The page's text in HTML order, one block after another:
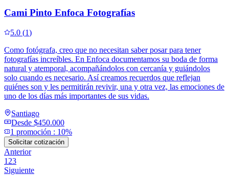
Cami Pinto Enfoca Fotografías
5.0 (1)
Como fotógrafa, creo que no necesitan saber posar para tener
fotografías increíbles. En Enfoca documentamos su boda de forma
natural y atemporal, acompañándolos con cercanía y guiándolos
solo cuando es necesario. Así creamos recuerdos que reflejan
quiénes son y les permitirán revivir, una y otra vez, las emociones de
uno de los días más importantes de sus vidas.
Santiago
Desde $450.000
1 promoción : 10%
Solicitar cotización
Anterior
1 23
Siguiente